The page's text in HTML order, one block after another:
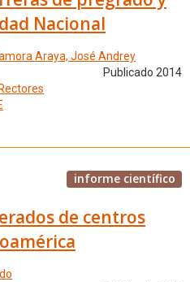
Nacional
Araya, José Andrey
Publicado 2014
informe científico
de centros